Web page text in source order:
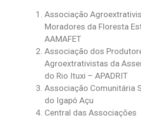
Associação
Moradores da Floresta
AAMAFET
Associação dos
Agroextrativistas da
do Rio Ituxi – APADRIT
Associação Comunitária
do Igapó Açu
Central das Associações